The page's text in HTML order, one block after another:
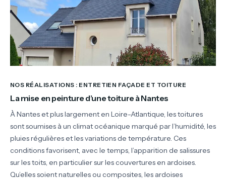
NOS RÉALISATIONS : ENTRETIEN FAÇADE ET TOITURE
La mise en peinture d’une toiture à Nantes
À Nantes et plus largement en Loire-Atlantique, les toitures
sont soumises à un climat océanique marqué par l’humidité, les
pluies régulières et les variations de température. Ces
conditions favorisent, avec le temps, l’apparition de salissures
sur les toits, en particulier sur les couvertures en ardoises.
Qu’elles soient naturelles ou composites, les ardoises